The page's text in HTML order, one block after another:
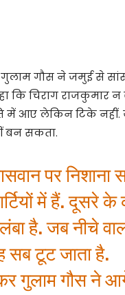
गौस ने जमुई से
कि चिराग
में आए लेकिन टिके
बन सकता.
पर
में हैं.
है. जब नीचे
सब टूट जाता है.
गुलाम गौस ने